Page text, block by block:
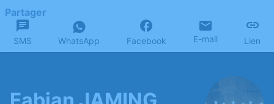
Partager
SMS WhatsApp Facebook E-mail Lien